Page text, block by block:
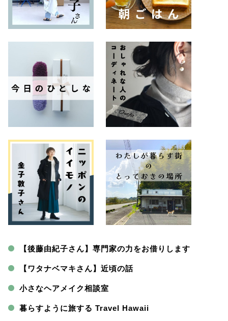
【後藤由紀子さん】専門家の力をお借りします
【ワタナベマキさん】近頃の話
小さなヘアメイク相談室
暮らすように旅する Travel Hawaii